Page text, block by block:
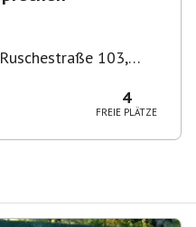
Ruschestraße 103,
4
FREIE PLÄTZE